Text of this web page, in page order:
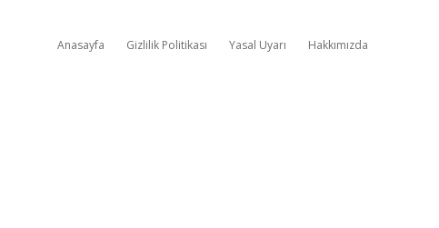
Anasayfa Gizlilik Politikası Yasal Uyarı Hakkımızda